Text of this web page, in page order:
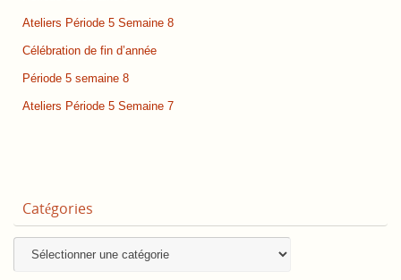
Ateliers Période 5 Semaine 8
Célébration de fin d’année
Période 5 semaine 8
Ateliers Période 5 Semaine 7
Catégories